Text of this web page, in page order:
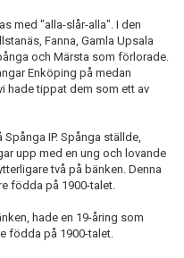
med "alla-slår-alla". I den
Fanna, Gamla Upsala
och Märsta som förlorade.
Enköping på medan
hade tippat dem som ett av
IP. Spånga ställde,
upp med en ung och lovande
två på bänken. Denna
födda på 1900-talet.
hade en 19-åring som
födda på 1900-talet.